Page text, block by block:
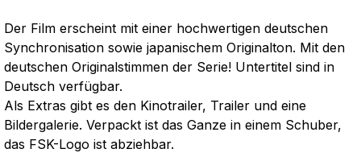
Der Film erscheint mit einer hochwertigen deutschen
Synchronisation sowie japanischem Originalton. Mit den
deutschen Originalstimmen der Serie! Untertitel sind in
Deutsch verfügbar.
Als Extras gibt es den Kinotrailer, Trailer und eine
Bildergalerie. Verpackt ist das Ganze in einem Schuber,
das FSK-Logo ist abziehbar.